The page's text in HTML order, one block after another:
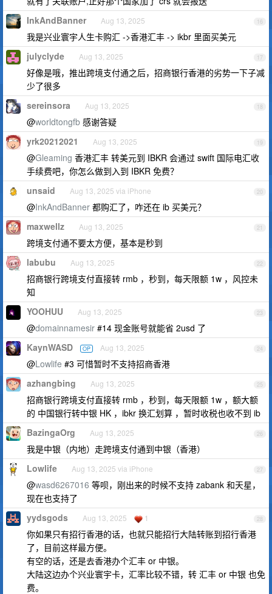
16
InkAndBanner Aug 13, 2025
我是兴业寰宇人生卡购汇 ->香港汇丰 -> ikbr 里面买美元
17
julyclyde Aug 13, 2025
好像是哦，推出跨境支付通之后，招商银行香港的劣势一下子减
少了很多
18
sereinsora Aug 13, 2025
@worldtongfb 感谢答疑
19
yrk20212021 Aug 13, 2025
@Gleaming 香港汇丰 转美元到 IBKR 会通过 swift 国际电汇收
手续费吧，你怎么做到入到 IBKR 免费？
20
unsaid Aug 13, 2025 via iPhone
@InkAndBanner 都购汇了，咋还在 ib 买美元？
21
maxwellz Aug 13, 2025
跨境支付通不要太方便，基本是秒到
22
labubu Aug 13, 2025
招商银行跨境支付直接转 rmb ，秒到，每天限额 1w ，风控未
知
23
YOOHUU Aug 13, 2025
@domainnamesir #14 现金账号就能省 2usd 了
24
KaynWASD OP Aug 13, 2025
@Lowlife #3 可惜暂时不支持招商香港
25
azhangbing Aug 13, 2025
招商银行跨境支付直接转 rmb ，秒到，每天限额 1w ，额大额
的 中国银行转中银 HK ，ibkr 换汇划算 ，暂时收税也收不到 ib
26
BazingaOrg Aug 13, 2025
我是中银（内地）走跨境支付通到中银（香港）
27
Lowlife Aug 13, 2025 via iPhone
@wasd6267016 等呗，刚出来的时候不支持 zabank 和天星，
现在也支持了
28
yydsgods Aug 13, 2025 1
你如果只有招行香港的话，也就只能招行大陆转账到招行香港
了，目前这样最方便。
有空的话，还是去香港办个汇丰 or 中银。
大陆这边办个兴业寰宇卡，汇率比较不错，转 汇丰 or 中银 也免
费。